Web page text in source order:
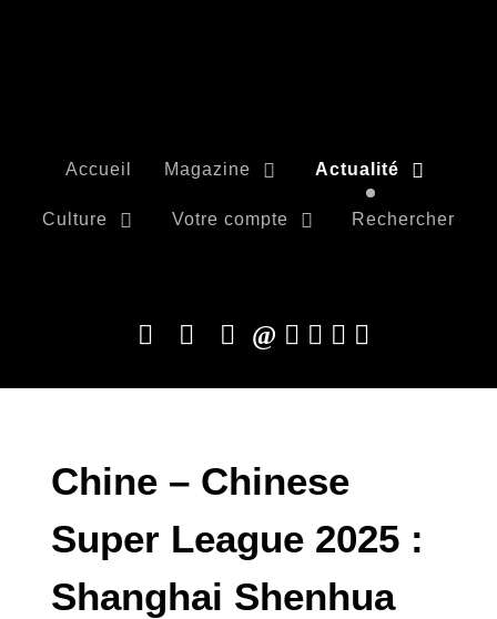
Accueil Magazine Actualité
Culture Votre compte Rechercher
Chine – Chinese
Super League 2025 :
Shanghai Shenhua